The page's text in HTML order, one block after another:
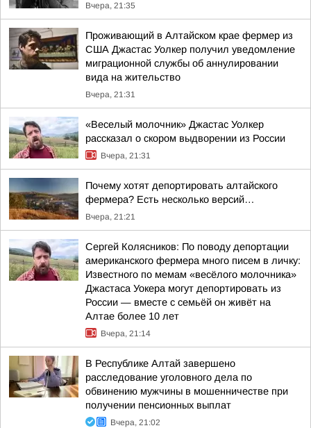
Вчера, 21:35
Проживающий в Алтайском крае фермер из
США Джастас Уолкер получил уведомление
миграционной службы об аннулировании
вида на жительство
Вчера, 21:31
«Веселый молочник» Джастас Уолкер
рассказал о скором выдворении из России
Вчера, 21:31
Почему хотят депортировать алтайского
фермера? Есть несколько версий…
Вчера, 21:21
Сергей Колясников: По поводу депортации
американского фермера много писем в личку:
Известного по мемам «весёлого молочника»
Джастаса Уокера могут депортировать из
России — вместе с семьёй он живёт на
Алтае более 10 лет
Вчера, 21:14
В Республике Алтай завершено
расследование уголовного дела по
обвинению мужчины в мошенничестве при
получении пенсионных выплат
Вчера, 21:02